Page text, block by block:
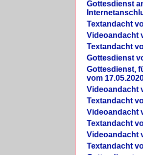
Gottesdienst
Textandacht
Videoandacht
Textandacht
Gottesdienst
Gottesdienst,
vom
Videoandacht
Textandacht
Videoandacht
Textandacht
Videoandacht
Textandacht